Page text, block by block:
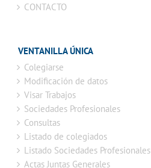
CONTACTO
VENTANILLA ÚNICA
Colegiarse
Modificación de datos
Visar Trabajos
Sociedades Profesionales
Consultas
Listado de colegiados
Listado Sociedades Profesionales
Actas Juntas Generales